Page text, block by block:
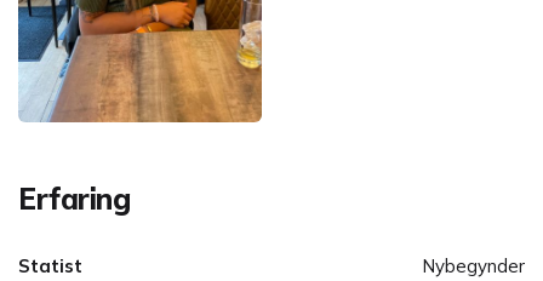
Erfaring
Statist Nybegynder